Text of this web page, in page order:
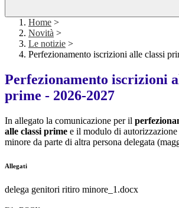
Home >
Novità >
Le notizie >
Perfezionamento iscrizioni alle classi
Perfezionamento iscrizioni
prime - 2026-2027
In allegato la comunicazione per il
alle classi prime e il modulo di
minore da parte di altra persona delegata
Allegati
delega genitori ritiro minore_1.docx